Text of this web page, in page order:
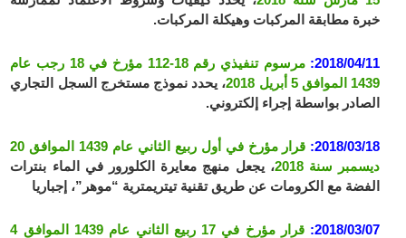
خبرة مطابقة المركبات وهيكلة المركبات.
2018/04/11:
مرسوم تنفيذي رقم 18-112 مؤرخ في 18 رجب عام
1439 الموافق 5 أبريل 2018
، يحدد نموذج مستخرج السجل التجاري
الصادر بواسطة إجراء إلكتروني.
2018/03/18:
قرار مؤرخ في أول ربيع الثاني عام 1439 الموافق 20
ديسمبر سنة 2018
، يجعل منهج معايرة الكلورور في الماء بنترات
الفضة مع الكرومات عن طريق تقنية تيتريمترية “موهر”، إجباريا
2018/03/07:
قرار مؤرخ في 17 ربيع الثاني عام 1439 الموافق 4